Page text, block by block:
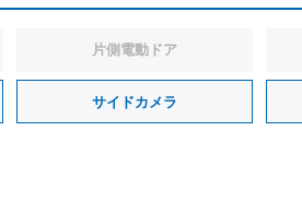
片側電動ドア
サイドカメラ